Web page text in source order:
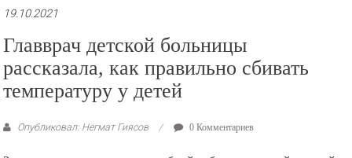
19.10.2021
Главврач детской больницы
рассказала, как правильно сбивать
температуру у детей
Опубликовал: Негмат Гиясов 0 Комментариев